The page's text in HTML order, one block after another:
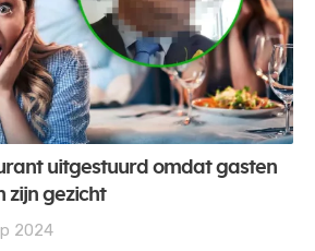
uitgestuurd omdat gasten
zijn gezicht
2024